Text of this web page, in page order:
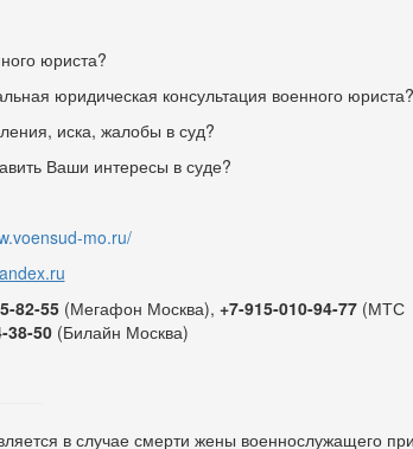
юриста?
юридическая консультация военного юриста?
иска, жалобы в суд?
Ваши интересы в суде?
mo.ru/
82-55 (Мегафон Москва), +7-915-010-94-77 (МТС
38-50 (Билайн Москва)
в случае смерти жены военнослужащего